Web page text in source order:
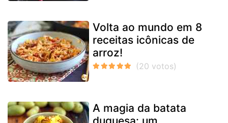
Volta ao mundo em 8
receitas icônicas de
arroz!
A magia da batata